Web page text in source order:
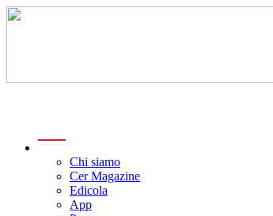
Chi siamo
Cer Magazine
Edicola
App